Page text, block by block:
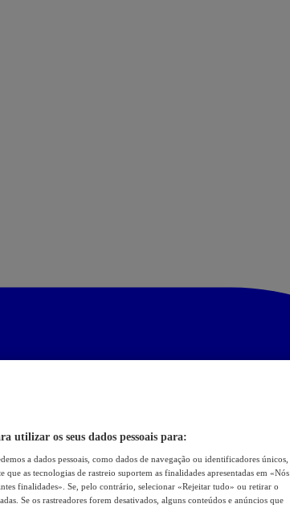
utilizar os seus dados pessoais para:
a dados pessoais, como dados de navegação ou identificadores únicos,
as tecnologias de rastreio suportem as finalidades apresentadas em «Nós
finalidades». Se, pelo contrário, selecionar «Rejeitar tudo» ou retirar o
Se os rastreadores forem desativados, alguns conteúdos e anúncios que